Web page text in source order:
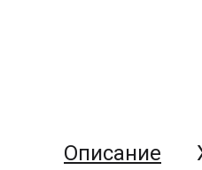
Описание